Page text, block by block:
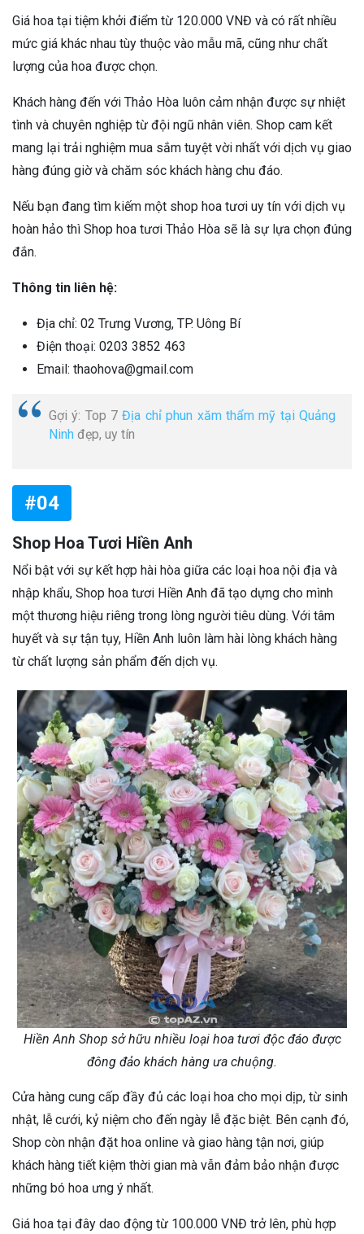
Giá hoa tại tiệm khởi điểm từ 120.000 VNĐ và có rất nhiều
mức giá khác nhau tùy thuộc vào mẫu mã, cũng như chất
lượng của hoa được chọn.
Khách hàng đến với Thảo Hòa luôn cảm nhận được sự nhiệt
tình và chuyên nghiệp từ đội ngũ nhân viên. Shop cam kết
mang lại trải nghiệm mua sắm tuyệt vời nhất với dịch vụ giao
hàng đúng giờ và chăm sóc khách hàng chu đáo.
Nếu bạn đang tìm kiếm một shop hoa tươi uy tín với dịch vụ
hoàn hảo thì Shop hoa tươi Thảo Hòa sẽ là sự lựa chọn đúng
đắn.
Thông tin liên hệ:
Địa chỉ: 02 Trưng Vương, TP. Uông Bí
Điện thoại: 0203 3852 463
Email: thaohova@gmail.com
Gợi ý: Top 7Địa chỉ phun xăm thẩm mỹ tại Quảng
Ninh đẹp, uy tín
#04
Shop Hoa Tươi Hiền Anh
Nổi bật với sự kết hợp hài hòa giữa các loại hoa nội địa và
nhập khẩu, Shop hoa tươi Hiền Anh đã tạo dựng cho mình
một thương hiệu riêng trong lòng người tiêu dùng. Với tâm
huyết và sự tận tụy, Hiền Anh luôn làm hài lòng khách hàng
từ chất lượng sản phẩm đến dịch vụ.
Hiền Anh Shop sở hữu nhiều loại hoa tươi độc đáo được
đông đảo khách hàng ưa chuộng.
Cửa hàng cung cấp đầy đủ các loại hoa cho mọi dịp, từ sinh
nhật, lễ cưới, kỷ niệm cho đến ngày lễ đặc biệt. Bên cạnh đó,
Shop còn nhận đặt hoa online và giao hàng tận nơi, giúp
khách hàng tiết kiệm thời gian mà vẫn đảm bảo nhận được
những bó hoa ưng ý nhất.
Giá hoa tại đây dao động từ 100.000 VNĐ trở lên, phù hợp